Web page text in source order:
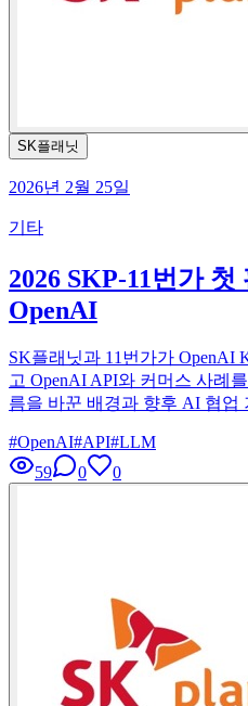
SK플래닛
2026년 2월 25일
기타
2026 SKP-11번가
OpenAI
SK플래닛과 11번가가 OpenAI
고 OpenAI API와 커머스 사례
름을 바꾼 배경과 향후 AI 협업
#OpenAI#API#LLM
59
0 0